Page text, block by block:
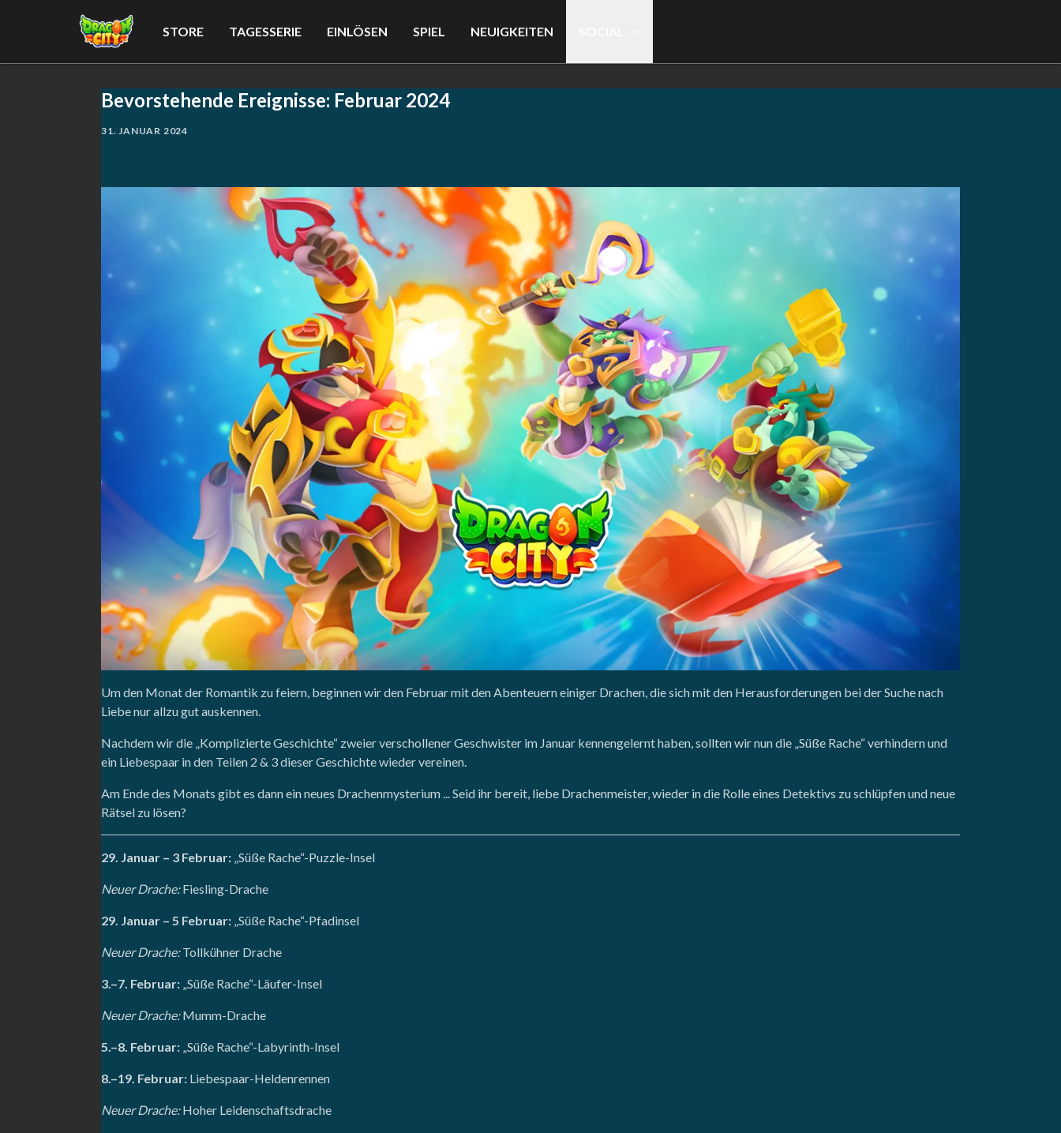
STORE TAGESSERIE EINLÖSEN SPIEL NEUIGKEITEN
Bevorstehende Ereignisse: Februar 2024
31. JANUAR 2024
Um den Monat der Romantik zu feiern, beginnen wir den Februar mit den Abenteuern einiger Drachen, die sich mit den Herausforderungen bei der Suche nach
Liebe nur allzu gut auskennen.
Nachdem wir die „Komplizierte Geschichte“ zweier verschollener Geschwister im Januar kennengelernt haben, sollten wir nun die „Süße Rache“ verhindern und
ein Liebespaar in den Teilen 2 & 3 dieser Geschichte wieder vereinen.
Am Ende des Monats gibt es dann ein neues Drachenmysterium ... Seid ihr bereit, liebe Drachenmeister, wieder in die Rolle eines Detektivs zu schlüpfen und neue
Rätsel zu lösen?
29. Januar – 3 Februar: „Süße Rache“-Puzzle-Insel
Neuer Drache:Fiesling-Drache
29. Januar – 5 Februar: „Süße Rache“-Pfadinsel
Neuer Drache:Tollkühner Drache
3.–7. Februar: „Süße Rache“-Läufer-Insel
Neuer Drache:Mumm-Drache
5.–8. Februar: „Süße Rache“-Labyrinth-Insel
8.–19. Februar: Liebespaar-Heldenrennen
Neuer Drache:Hoher Leidenschaftsdrache